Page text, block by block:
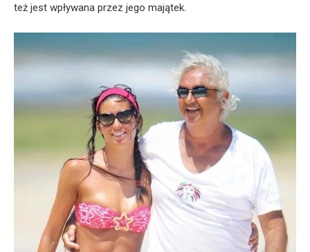
też jest wpływana przez jego majątek.